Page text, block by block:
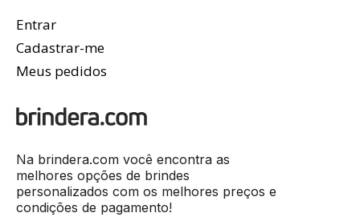
Entrar
Cadastrar-me
Meus pedidos
Na brindera.com você encontra as
melhores opções de brindes
personalizados com os melhores preços e
condições de pagamento!